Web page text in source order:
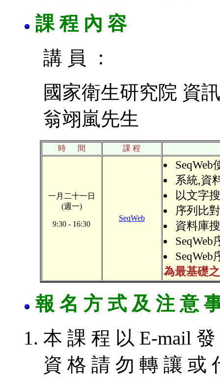
課 程 內 容
講 員 ：
國家衛生研究院 資
翁翊嵐先生
時 間 課 程
一月二十一日
(週一)
9:30 - 16:30
SeqWeb
SeqWeb
系統,資
以文字
序列比
資料庫
SeqWeb
SeqWeb
為最基礎
報 名 方 式 及 注 意
本 課 程 以 E-mail
資 格 請 勿 轉 讓 或